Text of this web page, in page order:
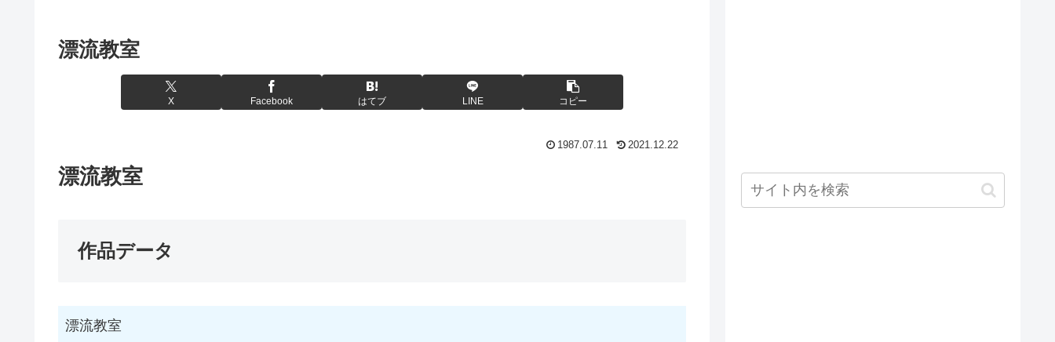
漂流教室
X Facebook はてブ LINE コピー
1987.07.11 2021.12.22
漂流教室
作品データ
漂流教室